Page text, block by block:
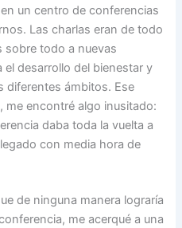
un centro de conferencias
Las charlas eran de todo
sobre todo a nuevas
desarrollo del bienestar y
diferentes ámbitos. Ese
me encontré algo inusitado:
daba toda la vuelta a
con media hora de
de ninguna manera lograría
me acerqué a una